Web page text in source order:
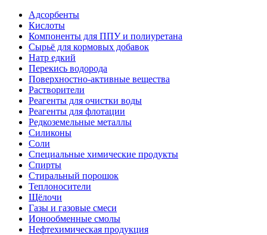
Адсорбенты
Кислоты
Компоненты для ППУ и полиуретана
Сырьё для кормовых добавок
Натр едкий
Перекись водорода
Поверхностно-активные вещества
Растворители
Реагенты для очистки воды
Реагенты для флотации
Редкоземельные металлы
Силиконы
Соли
Специальные химические продукты
Спирты
Стиральный порошок
Теплоносители
Щёлочи
Газы и газовые смеси
Ионообменные смолы
Нефтехимическая продукция